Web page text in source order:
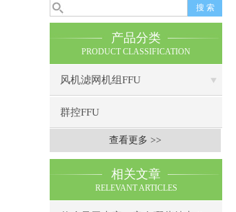
产品分类
PRODUCT CLASSIFICATION
风机滤网机组FFU
群控FFU
查看更多 >>
相关文章
RELEVANT ARTICLES